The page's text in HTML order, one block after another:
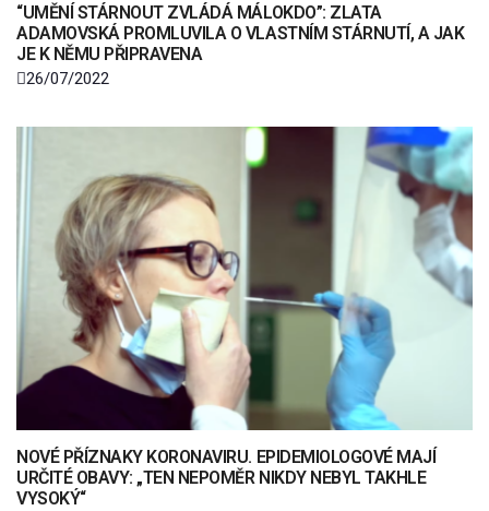
“UMĚNÍ STÁRNOUT ZVLÁDÁ MÁLOKDO”: ZLATA
ADAMOVSKÁ PROMLUVILA O VLASTNÍM STÁRNUTÍ, A JAK
JE K NĚMU PŘIPRAVENA
26/07/2022
NOVÉ PŘÍZNAKY KORONAVIRU. EPIDEMIOLOGOVÉ MAJÍ
URČITÉ OBAVY: „TEN NEPOMĚR NIKDY NEBYL TAKHLE
VYSOKÝ“